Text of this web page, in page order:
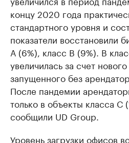
концу 2020 года
стандартного уровня и
показатели восстановили
А (6%), класс В (9%). В
увеличилась за счет
запущенного без
После пандемии
только в объекты класса С
сообщили UD Group.
Уровень загрузки офисов